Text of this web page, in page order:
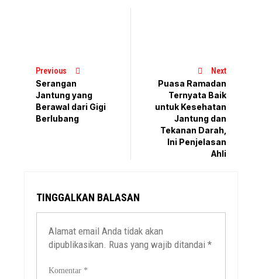
Previous
Serangan
Jantung yang
Berawal dari Gigi
Berlubang
Next
Puasa Ramadan
Ternyata Baik
untuk Kesehatan
Jantung dan
Tekanan Darah,
Ini Penjelasan
Ahli
TINGGALKAN BALASAN
Alamat email Anda tidak akan
dipublikasikan. Ruas yang wajib ditandai*
Komentar *